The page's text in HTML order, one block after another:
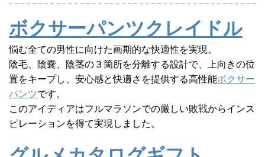
ボクサーパンツクレイドル
悩む全ての男性に向けた画期的な快適性を実現。
陰毛、陰嚢、陰茎の３箇所を分離する設計で、上向きの位
置をキープし、安心感と快適さを提供する高性能ボクサー
パンツです。
このアイディアはフルマラソンでの厳しい敗戦からインス
ピレーションを得て実現しました。